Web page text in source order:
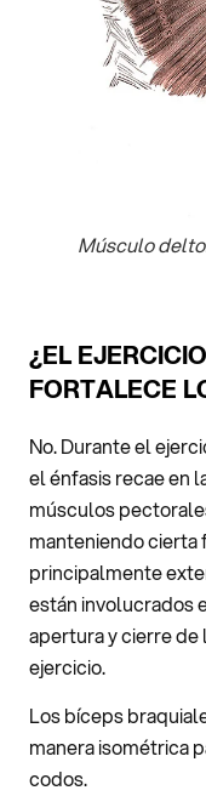
Músculo
¿EL
FORTALECE
No. Durante el
el énfasis recae en
músculos
manteniendo cierta
principalmente
están involucrados
apertura y cierre
ejercicio.
Los bíceps
manera isométrica
codos.